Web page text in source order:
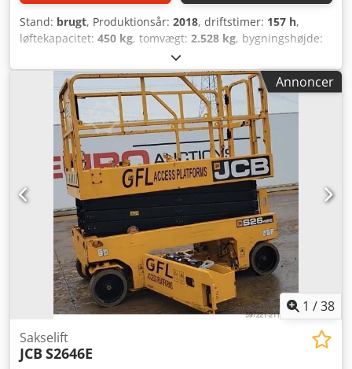
Stand: brugt, Produktionsår: 2018, driftstimer: 157 h,
løftekapacitet: 450 kg, tomvægt: 2.528 kg, bygningshøjde:
elektrisk
mm, drivtype:Elektro, konstruktionsbredde:1.150 mm,
Sakselift Dcsdpfx Ajnk Unajafjk
Annoncer
1 /38
Sakselift
JCB S2646E